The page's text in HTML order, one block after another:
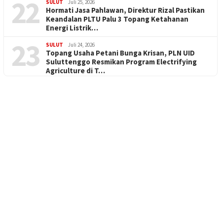
22 SULUT Juli 25, 2026
Hormati Jasa Pahlawan, Direktur Rizal Pastikan
Keandalan PLTU Palu 3 Topang Ketahanan
Energi Listrik…
23 SULUT Juli 24, 2026
Topang Usaha Petani Bunga Krisan, PLN UID
Suluttenggo Resmikan Program Electrifying
Agriculture di T…